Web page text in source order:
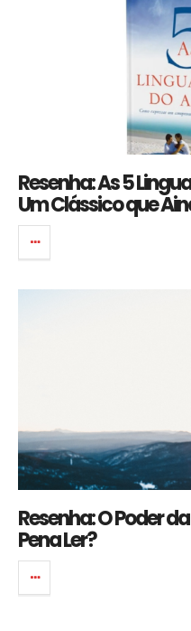
Resenha: As 5
Um Clássico que
Resenha: O Poder
Pena Ler?